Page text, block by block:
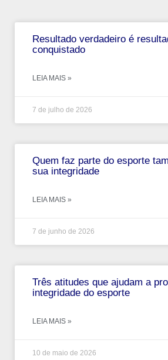
Resultado verdadeiro é
conquistado
LEIA MAIS »
7 de julho de 2026
Quem faz parte do esporte
sua integridade
LEIA MAIS »
7 de junho de 2026
Três atitudes que ajudam a
integridade do esporte
LEIA MAIS »
10 de maio de 2026